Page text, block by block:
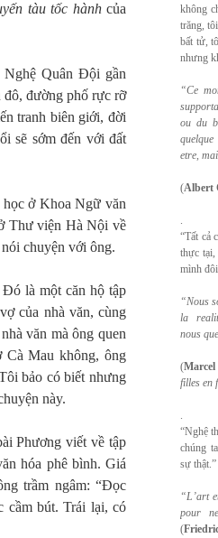
tàu tốc hànhcủa
Quân Đội gần
đường phố rực rỡ
tranh biên giới, đời
sẽ sớm đến với đất
ở Khoa Ngữ văn
Thư viện Hà Nội về
chuyện với ông.
là một căn hộ tập
của nhà văn, cùng
văn mà ông quen
Cà Mau không, ông
bảo có biết nhưng
này.
Phương viết về tập
hóa phê bình. Giá
trầm ngâm: “Đọc
cầm bút. Trái lại, có
không
trăng,
bất tử,
nhưng
“Ce
ou du
etre,
(Albert
.
“Tất cả
thực
mình
“Nous
la
nous
(
filles en
.
“Nghệ
chúng
sự thật.”
“L’art
pour
(